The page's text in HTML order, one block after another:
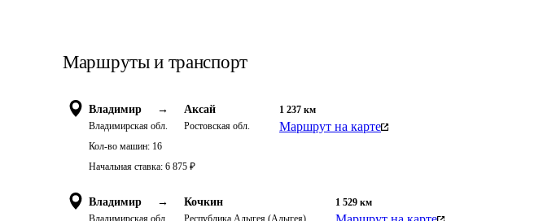
Маршруты и транспорт
Владимир →
Владимирская обл.
Аксай
Ростовская обл.
1 237 км
Маршрут на карте
Кол-во машин: 16
Начальная ставка: 6 875 ₽
Владимир →
Владимирская обл.
Кочкин
Республика Адыгея (Адыгея)
1 529 км